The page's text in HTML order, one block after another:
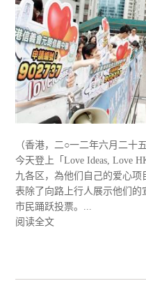
（香港，二○一二年六月二十
今天登上「Love Ideas, Love
九各区，為他们自己的爱心
表除了向路上行人展示他们
市民踊跃投票。...
阅读全文